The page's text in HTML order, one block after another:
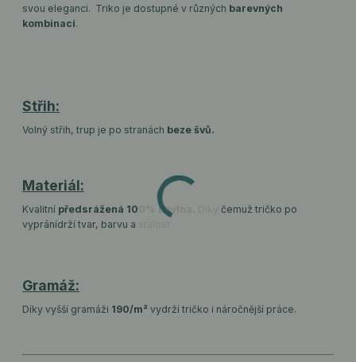
svou eleganci. Triko je dostupné v různých barevných
kombinací.
Střih:
Volný střih, trup je po stranách beze švů.
Materiál:
Kvalitní předsrážená 100% bavlna.
Díky čemuž tričko po
vypránídrží tvar, barvu a stálost
Gramáž:
Díky vyšší gramáži 190/m²vydrží tričko i náročnější práce.